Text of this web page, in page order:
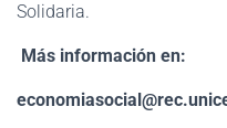
Solidaria.
Más información en: